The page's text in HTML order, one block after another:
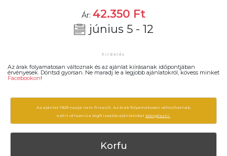
Ár: 42.350 Ft
június 5 - 12
Az árak folyamatosan változnak és az ajánlat kiírásanak időpontjában
érvényesek. Döntsd gyorsan. Ne maradj le a legjobb ajánlatokról, kövess minket
Facebookon!
Az ajánlat 1929 napja nem frissült. Az árak folyamatosan változhatnak,
ezért célszerű a legfrissebb ajánlatokat böngészni.
Korfu